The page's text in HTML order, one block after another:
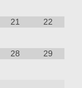
21 22
28 29